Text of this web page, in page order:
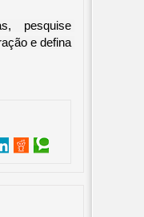
pesquise
e defina